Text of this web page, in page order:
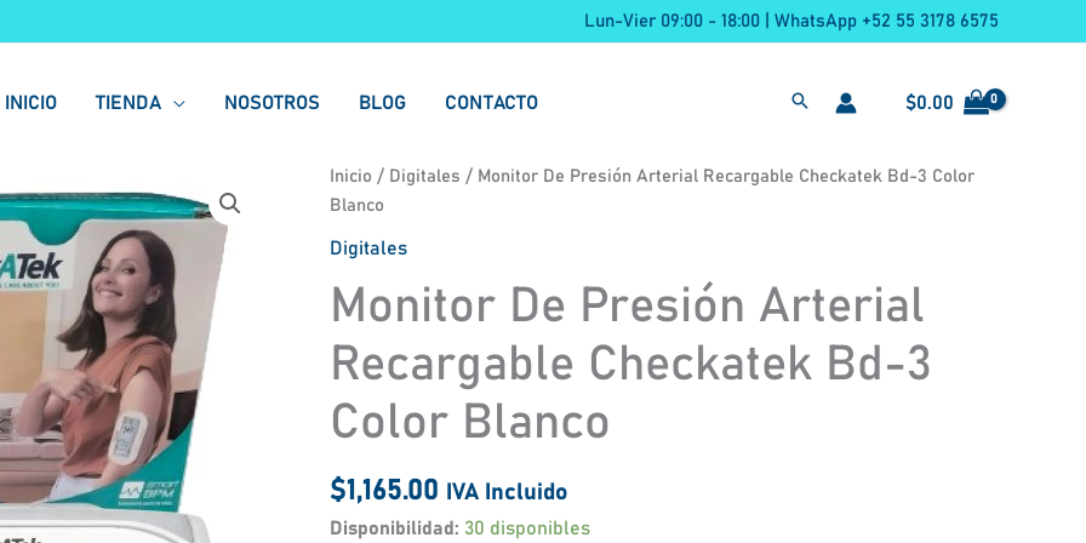
Lun-Vier 09:00 - 18:00 | WhatsApp +52 55 3178 6575
INICIO TIENDA NOSOTROS BLOG CONTACTO $0.00
Inicio / Digitales / Monitor De Presión Arterial Recargable Checkatek Bd-3 Color
Blanco
Digitales
Monitor De Presión Arterial
Recargable Checkatek Bd-3
Color Blanco
$1,165.00 IVA Incluido
Disponibilidad: 30 disponibles
Monitor
De
Arterial
Recargable
Checkatek
Bd-
3
Color
Blanco